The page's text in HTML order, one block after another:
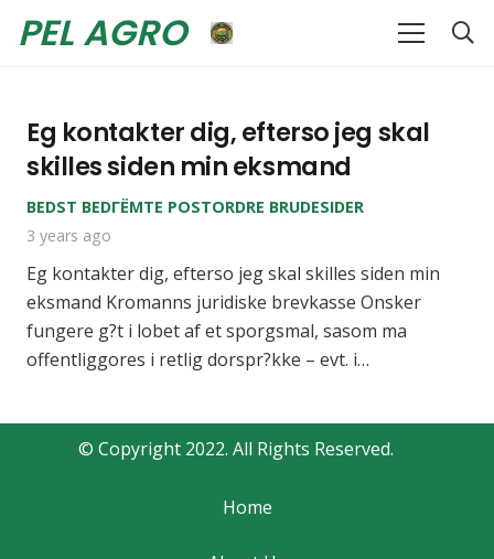
PEL AGRO
Eg kontakter dig, efterso jeg skal
skilles siden min eksmand
BEDST BEDГЁMTE POSTORDRE BRUDESIDER
3 years ago
Eg kontakter dig, efterso jeg skal skilles siden min
eksmand Kromanns juridiske brevkasse Onsker
fungere g?t i lobet af et sporgsmal, sasom ma
offentliggores i retlig dorspr?kke – evt. i…
© Copyright 2022. All Rights Reserved.
Home